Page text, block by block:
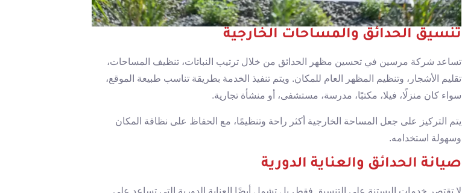
تنسيق الحدائق والمساحات الخارجية
تساعد شركة مرسين في تحسين مظهر الحدائق من خلال ترتيب النباتات، تنظيف المساحات،
تقليم الأشجار، وتنظيم المظهر العام للمكان. ويتم تنفيذ الخدمة بطريقة تناسب طبيعة الموقع،
سواء كان منزلًا، فيلا، مكتبًا، مدرسة، مستشفى، أو منشأة تجارية.
يتم التركيز على جعل المساحة الخارجية أكثر راحة وتنظيمًا، مع الحفاظ على نظافة المكان
وسهولة استخدامه.
صيانة الحدائق والعناية الدورية
لا تقتصر خدمات البستنة على التنسيق فقط، بل تشمل أيضًا العناية الدورية التي تساعد على